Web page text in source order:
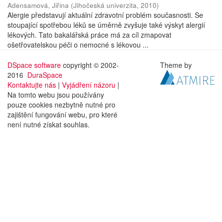
Adensamová, Jiřina (Jihočeská univerzita, 2010)
Alergie představují aktuální zdravotní problém současnosti. Se
stoupající spotřebou léků se úměrně zvyšuje také výskyt alergií
lékových. Tato bakalářská práce má za cíl zmapovat
ošetřovatelskou péči o nemocné s lékovou ...
DSpace software copyright © 2002-
2016 DuraSpace
Kontaktujte nás | Vyjádření názoru |
Na tomto webu jsou používány
pouze cookies nezbytně nutné pro
zajištění fungování webu, pro které
není nutné získat souhlas.
Theme by